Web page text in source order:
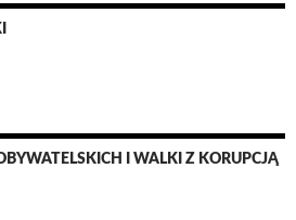
I WALKI Z KORUPCJĄ